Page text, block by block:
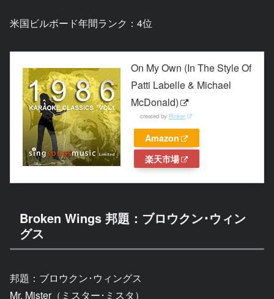
米国ビルボード年間ランク：4位
On My Own (In The Style Of
Patti Labelle & Michael
McDonald)
created by Rinker
Amazon
楽天市場
Broken Wings 邦題：ブロウクン･ウィン
グス
邦題：ブロウクン･ウィングス
Mr. Mister（ミスター･ミスタ）